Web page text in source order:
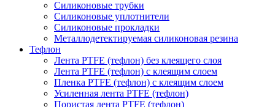
Силиконовые трубки
Силиконовые уплотнители
Силиконовые прокладки
Металлодетектируемая силиконовая резина
Тефлон
Лента PTFE (тефлон) без клеящего слоя
Лента PTFE (тефлон) с клеящим слоем
Пленка PTFE (тефлон) с клеящим слоем
Усиленная лента PTFE (тефлон)
Пористая лента PTFE (тефлон)